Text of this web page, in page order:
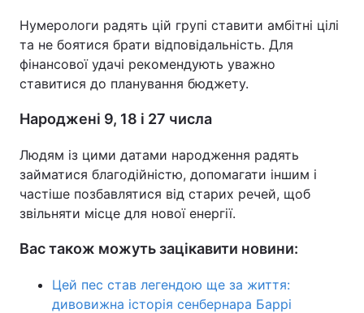
Нумерологи радять цій групі ставити амбітні цілі
та не боятися брати відповідальність. Для
фінансової удачі рекомендують уважно
ставитися до планування бюджету.
Народжені 9, 18 і 27 числа
Людям із цими датами народження радять
займатися благодійністю, допомагати іншим і
частіше позбавлятися від старих речей, щоб
звільняти місце для нової енергії.
Вас також можуть зацікавити новини:
Цей пес став легендою ще за життя:
дивовижна історія сенбернара Баррі